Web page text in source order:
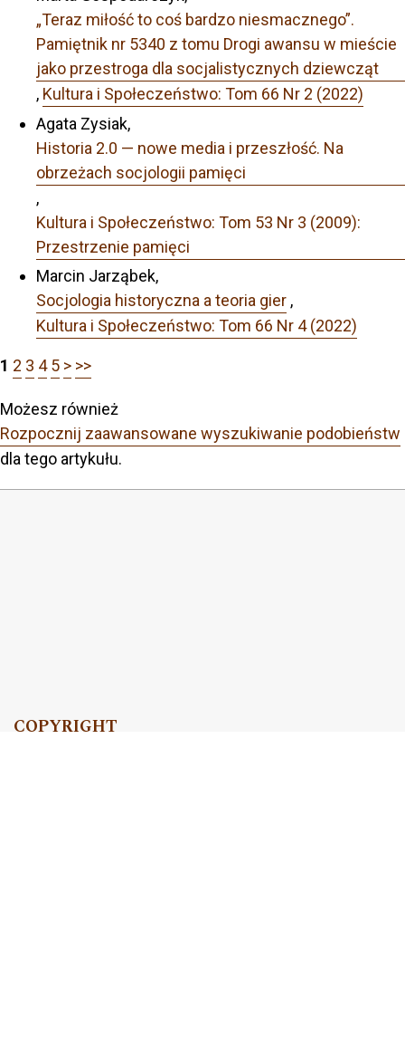
„Teraz miłość to coś bardzo niesmacznego”.
Pamiętnik nr 5340 z tomu Drogi awansu w mieście
jako przestroga dla socjalistycznych dziewcząt
, Kultura i Społeczeństwo: Tom 66 Nr 2 (2022)
Agata Zysiak,
Historia 2.0 — nowe media i przeszłość. Na
obrzeżach socjologii pamięci
,
Kultura i Społeczeństwo: Tom 53 Nr 3 (2009):
Przestrzenie pamięci
Marcin Jarząbek,
Socjologia historyczna a teoria gier ,
Kultura i Społeczeństwo: Tom 66 Nr 4 (2022)
1 2 3 4 5 > >>
Możesz również
Rozpocznij zaawansowane wyszukiwanie podobieństw
dla tego artykułu.
COPYRIGHT